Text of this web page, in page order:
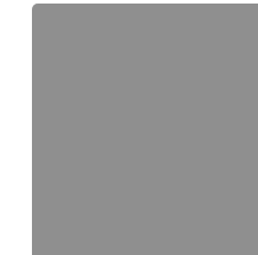
Tuomo